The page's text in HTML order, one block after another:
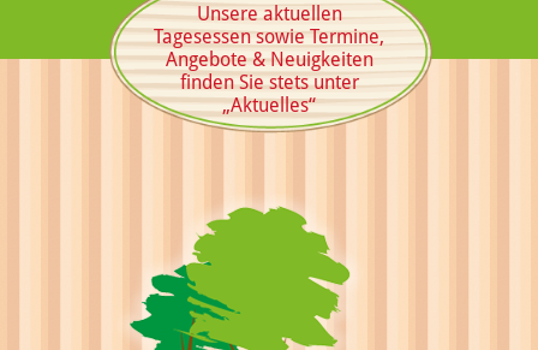
Unsere aktuellen
Tagesessen sowie Termine,
Angebote & Neuigkeiten
finden Sie stets unter
„Aktuelles“